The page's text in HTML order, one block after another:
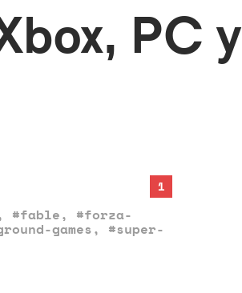
PC y
#fable, #forza-
games, #super-
1